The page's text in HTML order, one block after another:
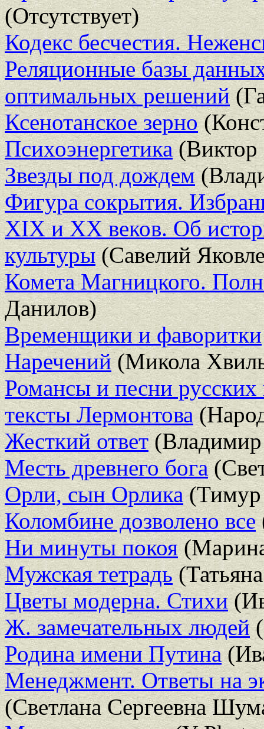
(Отсутствует)
Кодекс бесчестия.
Реляционные базы
оптимальных решений
Ксенотанское зерно
Психоэнергетика(Виктор
Звезды под дождем
Фигура сокрытия.
XIX и XX веков. Об
культуры(Савелий
Комета Магницкого.
Данилов)
Временщики и фаворитки
Наречений(Микола
Романсы и песни
тексты Лермонтова
Жесткий ответ
Месть древнего бога
Орли, сын Орлика(Тимур
Коломбине дозволено все
Ни минуты покоя
Мужская тетрадь
Цветы модерна. Стихи
Ж. замечательных людей
Родина имени Путина
Менеджмент. Ответы на
(Светлана Сергеевна